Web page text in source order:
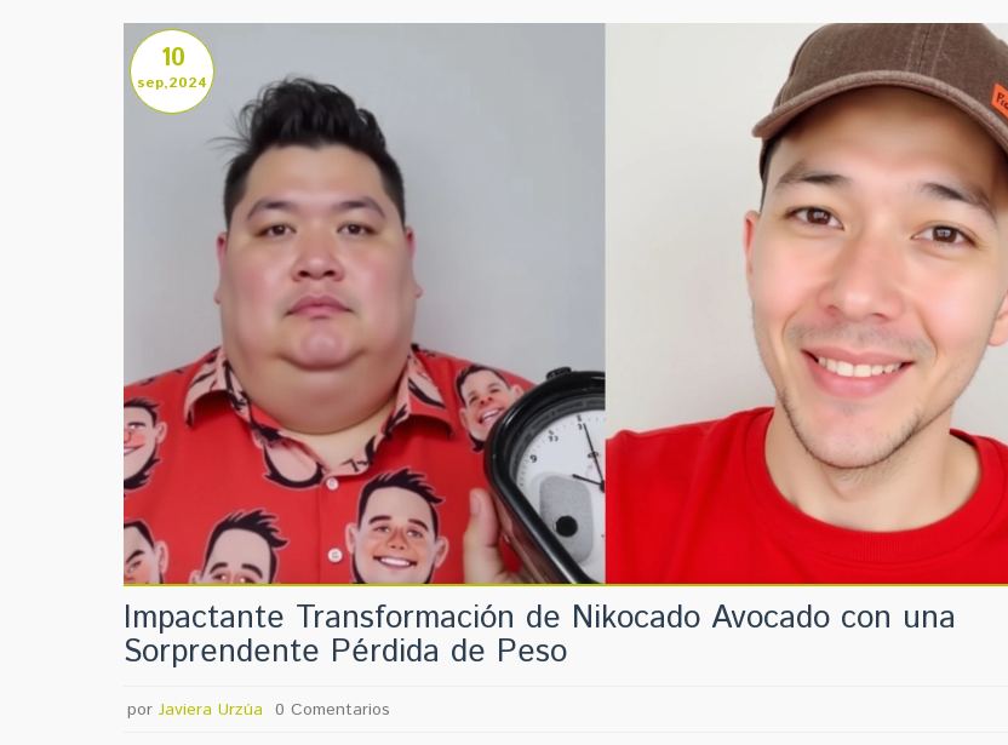
10
sep,2024
Impactante Transformación de Nikocado Avocado con una
Sorprendente Pérdida de Peso
por Javiera Urzúa 0 Comentarios